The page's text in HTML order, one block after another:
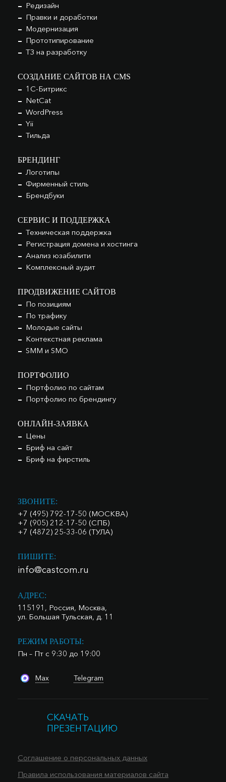
Редизайн
Правки и доработки
Модернизация
Прототипирование
ТЗ на разработку
СОЗДАНИЕ САЙТОВ НА CMS
1С-Битрикс
NetCat
WordPress
Yii
Тильда
БРЕНДИНГ
Логотипы
Фирменный стиль
Брендбуки
СЕРВИС И ПОДДЕРЖКА
Техническая поддержка
Регистрация домена и хостинга
Анализ юзабилити
Комплексный аудит
ПРОДВИЖЕНИЕ САЙТОВ
По позициям
По трафику
Молодые сайты
Контекстная реклама
SMM и SMO
ПОРТФОЛИО
Портфолио по сайтам
Портфолио по брендингу
ОНЛАЙН-ЗАЯВКА
Цены
Бриф на сайт
Бриф на фирстиль
ЗВОНИТЕ:
+7 (495) 792-17-50 (МОСКВА)
+7 (905) 212-17-50 (СПБ)
+7 (4872) 25-33-06 (ТУЛА)
ПИШИТЕ:
info@castcom.ru
АДРЕС:
115191, Россия, Москва,
ул. Большая Тульская, д. 11
РЕЖИМ РАБОТЫ:
Пн – Пт с 9:30 до 19:00
Max Telegram
СКАЧАТЬ
ПРЕЗЕНТАЦИЮ
Соглашение о персональных данных
Правила использования материалов сайта